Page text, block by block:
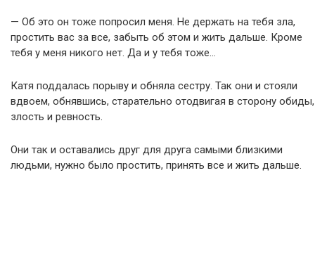
— Об это он тоже попросил меня. Не держать на тебя зла,
простить вас за все, забыть об этом и жить дальше. Кроме
тебя у меня никого нет. Да и у тебя тоже…
Катя поддалась порыву и обняла сестру. Так они и стояли
вдвоем, обнявшись, старательно отодвигая в сторону обиды,
злость и ревность.
Они так и оставались друг для друга самыми близкими
людьми, нужно было простить, принять все и жить дальше.